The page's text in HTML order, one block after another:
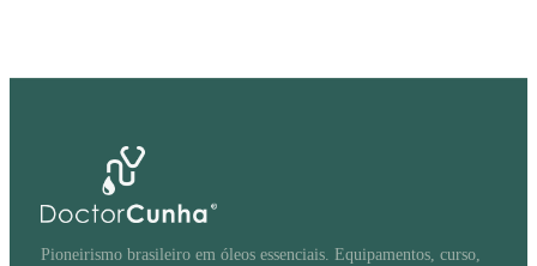
Pioneirismo brasileiro em óleos essenciais. Equipamentos, curso,